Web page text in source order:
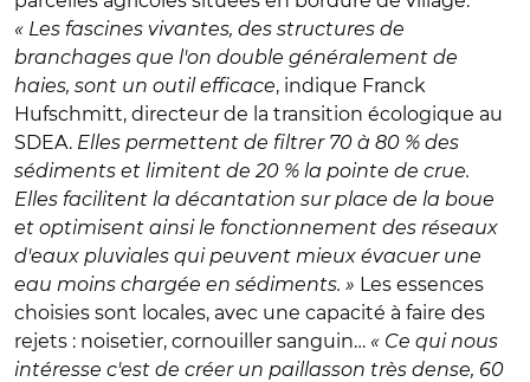
« Les fascines vivantes, des structures de
branchages que l'on double généralement de
haies, sont un outil efficace, indique Franck
Hufschmitt, directeur de la transition écologique au
SDEA. Elles permettent de filtrer 70 à 80 % des
sédiments et limitent de 20 % la pointe de crue.
Elles facilitent la décantation sur place de la boue
et optimisent ainsi le fonctionnement des réseaux
d'eaux pluviales qui peuvent mieux évacuer une
eau moins chargée en sédiments. » Les essences
choisies sont locales, avec une capacité à faire des
rejets : noisetier, cornouiller sanguin… « Ce qui nous
intéresse c'est de créer un paillasson très dense, 60